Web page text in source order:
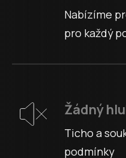
Nabízíme
pro každý
Žádný
Ticho a
podmínky